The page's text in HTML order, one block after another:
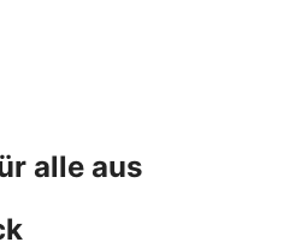
alle aus